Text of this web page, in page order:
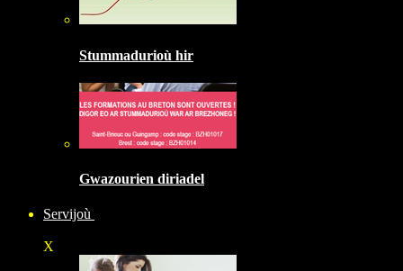
Stummadurioù hir
Gwazourien diriadel
Servijoù
X